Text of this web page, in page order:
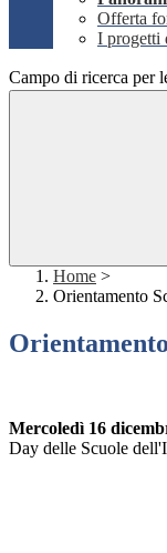
Offerta
I progetti
Campo di ricerca per
Home >
Orientamento
Mercoledì 16
Day delle Scuole